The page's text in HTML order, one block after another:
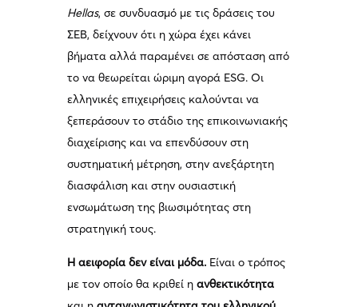
Hellas, σε συνδυασμό με τις δράσεις του
ΣΕΒ, δείχνουν ότι η χώρα έχει κάνει
βήματα αλλά παραμένει σε απόσταση από
το να θεωρείται ώριμη αγορά ESG. Οι
ελληνικές επιχειρήσεις καλούνται να
ξεπεράσουν το στάδιο της επικοινωνιακής
διαχείρισης και να επενδύσουν στη
συστηματική μέτρηση, στην ανεξάρτητη
διασφάλιση και στην ουσιαστική
ενσωμάτωση της βιωσιμότητας στη
στρατηγική τους.
Η αειφορία δεν είναι μόδα. Είναι ο τρόπος
με τον οποίο θα κριθεί ηανθεκτικότητα